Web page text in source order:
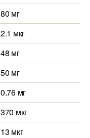
80 мг
2.1 мкг
48 мг
50 мг
0.76 мг
370 мкг
13 мкг